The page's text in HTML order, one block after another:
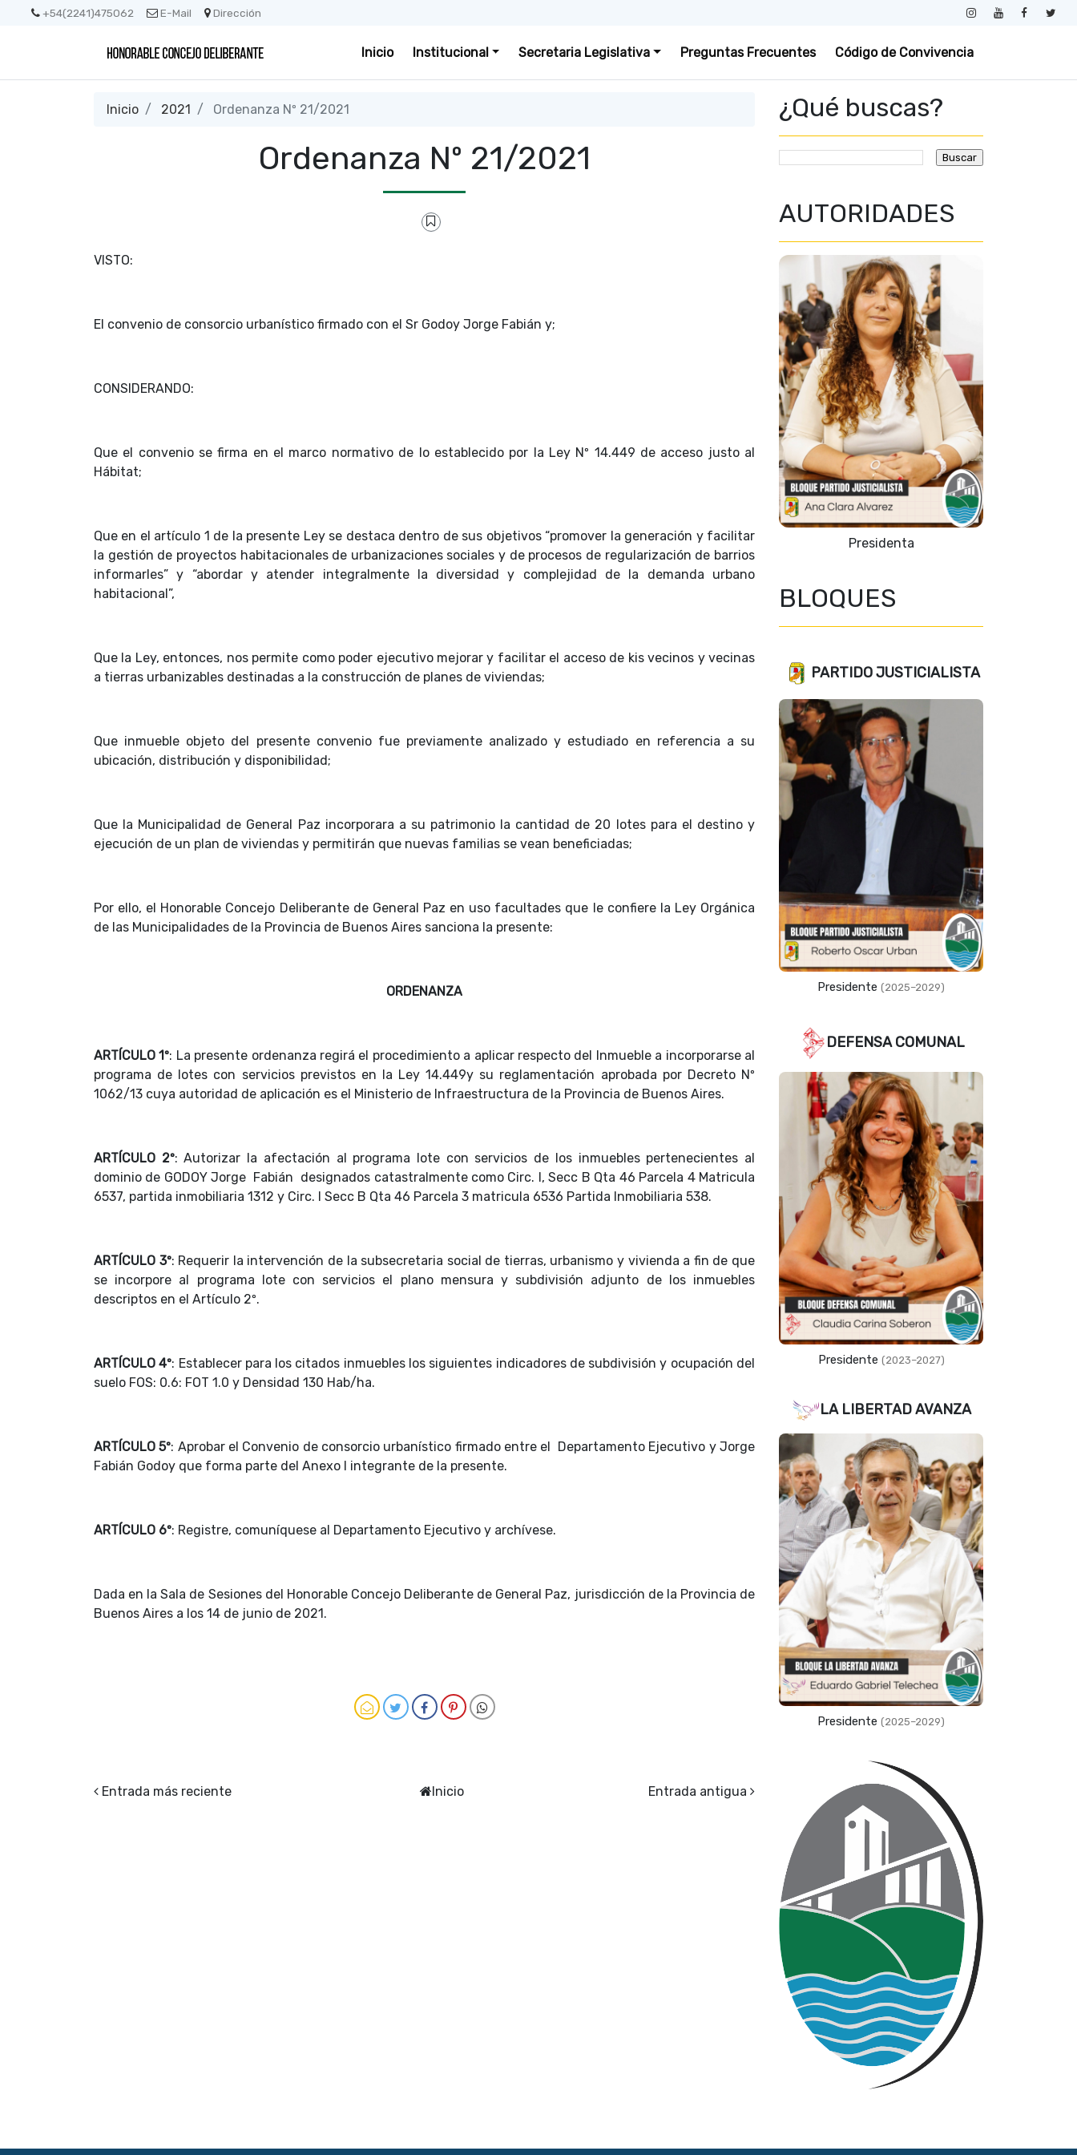
+54(2241)475062 E-Mail Dirección
Inicio Institucional Secretaria Legislativa Preguntas Frecuentes Código de Convivencia
Inicio 2021 Ordenanza Nº 21/2021
Ordenanza Nº 21/2021
VISTO:
El convenio de consorcio urbanístico firmado con el Sr Godoy Jorge Fabián y;
CONSIDERANDO:
Que el convenio se firma en el marco normativo de lo establecido por la Ley Nº 14.449 de acceso justo al
Hábitat;
Que en el artículo 1 de la presente Ley se destaca dentro de sus objetivos “promover la generación y facilitar
la gestión de proyectos habitacionales de urbanizaciones sociales y de procesos de regularización de barrios
informarles” y “abordar y atender integralmente la diversidad y complejidad de la demanda urbano
habitacional”,
Que la Ley, entonces, nos permite como poder ejecutivo mejorar y facilitar el acceso de kis vecinos y vecinas
a tierras urbanizables destinadas a la construcción de planes de viviendas;
Que inmueble objeto del presente convenio fue previamente analizado y estudiado en referencia a su
ubicación, distribución y disponibilidad;
Que la Municipalidad de General Paz incorporara a su patrimonio la cantidad de 20 lotes para el destino y
ejecución de un plan de viviendas y permitirán que nuevas familias se vean beneficiadas;
Por ello, el Honorable Concejo Deliberante de General Paz en uso facultades que le confiere la Ley Orgánica
de las Municipalidades de la Provincia de Buenos Aires sanciona la presente:
ORDENANZA
ARTÍCULO 1º: La presente ordenanza regirá el procedimiento a aplicar respecto del Inmueble a incorporarse al
programa de lotes con servicios previstos en la Ley 14.449y su reglamentación aprobada por Decreto Nº
1062/13 cuya autoridad de aplicación es el Ministerio de Infraestructura de la Provincia de Buenos Aires.
ARTÍCULO 2º: Autorizar la afectación al programa lote con servicios de los inmuebles pertenecientes al
dominio de GODOY Jorge Fabián designados catastralmente como Circ. I, Secc B Qta 46 Parcela 4 Matricula
6537, partida inmobiliaria 1312 y Circ. I Secc B Qta 46 Parcela 3 matricula 6536 Partida Inmobiliaria 538.
ARTÍCULO 3º: Requerir la intervención de la subsecretaria social de tierras, urbanismo y vivienda a fin de que
se incorpore al programa lote con servicios el plano mensura y subdivisión adjunto de los inmuebles
descriptos en el Artículo 2º.
ARTÍCULO 4º: Establecer para los citados inmuebles los siguientes indicadores de subdivisión y ocupación del
suelo FOS: 0.6: FOT 1.0 y Densidad 130 Hab/ha.
ARTÍCULO 5º: Aprobar el Convenio de consorcio urbanístico firmado entre el Departamento Ejecutivo y Jorge
Fabián Godoy que forma parte del Anexo I integrante de la presente.
ARTÍCULO 6º: Registre, comuníquese al Departamento Ejecutivo y archívese.
Dada en la Sala de Sesiones del Honorable Concejo Deliberante de General Paz, jurisdicción de la Provincia de
Buenos Aires a los 14 de junio de 2021.
Entrada más reciente Entrada antigua
Inicio
¿Qué buscas?
AUTORIDADES
Presidenta
BLOQUES
PARTIDO JUSTICIALISTA
Presidente (2025–2029)
DEFENSA COMUNAL
Presidente (2023–2027)
LA LIBERTAD AVANZA
Presidente (2025–2029)